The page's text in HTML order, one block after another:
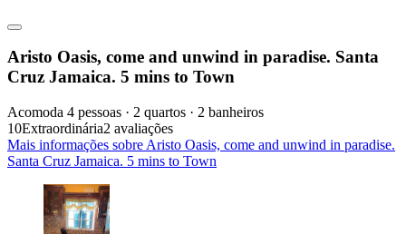
Aristo Oasis, come and unwind in paradise. Santa
Cruz Jamaica. 5 mins to Town
Acomoda 4 pessoas · 2 quartos · 2 banheiros
10Extraordinária2 avaliações
Mais informações sobre Aristo Oasis, come and unwind in paradise.
Santa Cruz Jamaica. 5 mins to Town